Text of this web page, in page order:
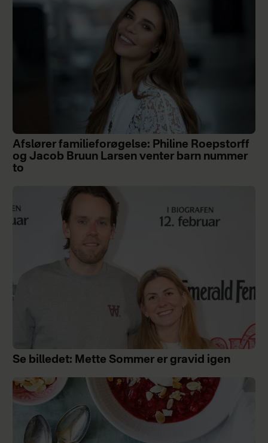
Afslører familieforøgelse: Philine Roepstorff
og Jacob Bruun Larsen venter barn nummer
to
Se billedet: Mette Sommer er gravid igen